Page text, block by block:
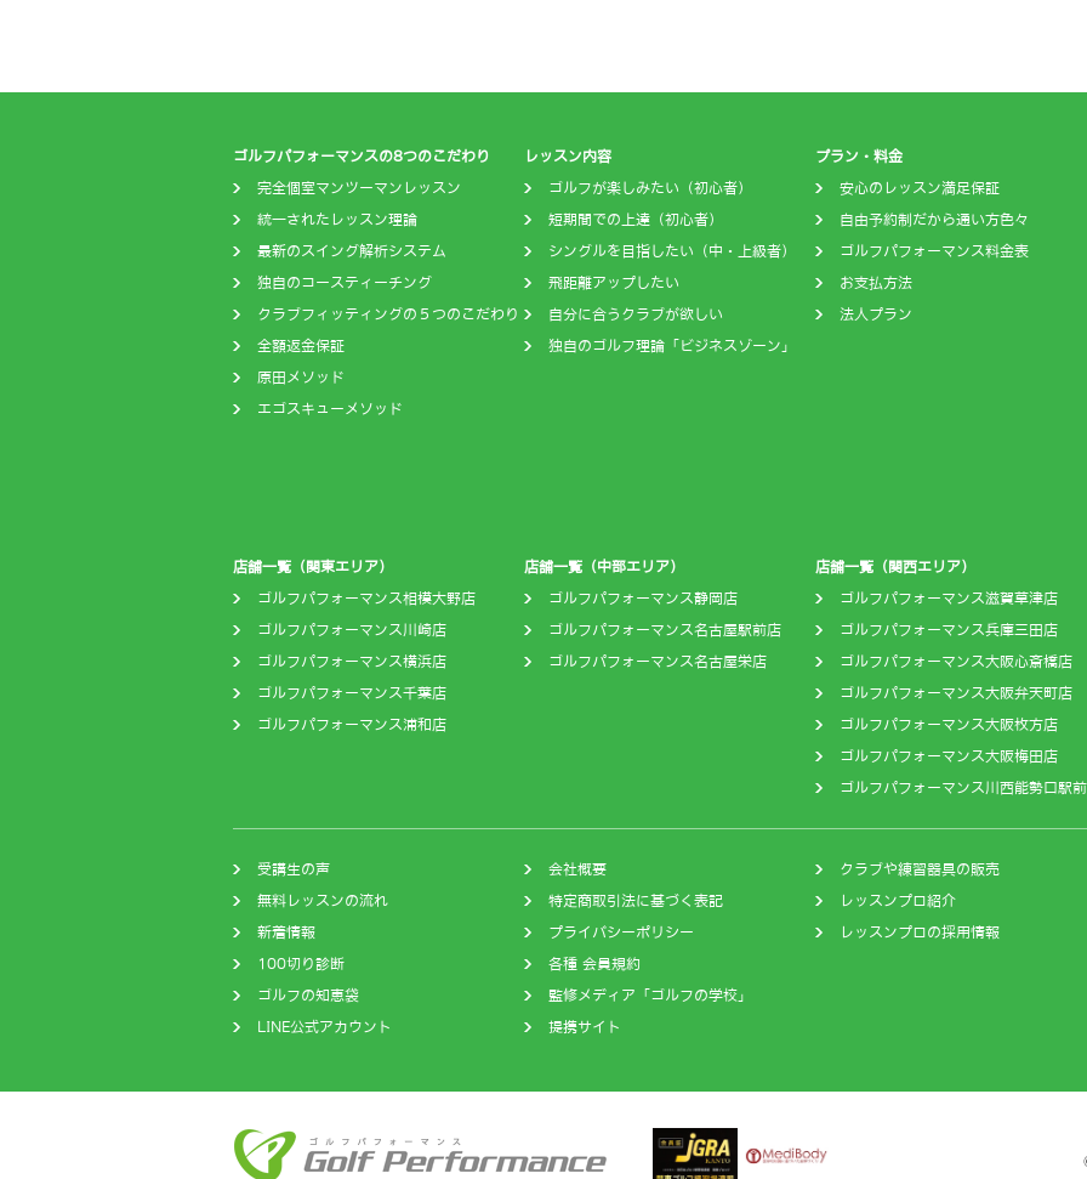
ゴルフパフォーマンスの8つのこだわり
完全個室マンツーマンレッスン
統一されたレッスン理論
最新のスイング解析システム
独自のコースティーチング
クラブフィッティングの５つのこだわり
全額返金保証
原田メソッド
エゴスキューメソッド
レッスン内容
ゴルフが楽しみたい（初心者）
短期間での上達（初心者）
シングルを目指したい（中・上級者）
飛距離アップしたい
自分に合うクラブが欲しい
独自のゴルフ理論「ビジネスゾーン」
プラン・料金
安心のレッスン満足保証
自由予約制だから通い方色々
ゴルフパフォーマンス料金表
お支払方法
法人プラン
店舗一覧（関東エリア）
ゴルフパフォーマンス相模大野店
ゴルフパフォーマンス川崎店
ゴルフパフォーマンス横浜店
ゴルフパフォーマンス千葉店
ゴルフパフォーマンス浦和店
店舗一覧（中部エリア）
ゴルフパフォーマンス静岡店
ゴルフパフォーマンス名古屋駅前店
ゴルフパフォーマンス名古屋栄店
店舗一覧（関西エリア）
ゴルフパフォーマンス滋賀草津店
ゴルフパフォーマンス兵庫三田店
ゴルフパフォーマンス大阪心斎橋店
ゴルフパフォーマンス大阪弁天町店
ゴルフパフォーマンス大阪枚方店
ゴルフパフォーマンス大阪梅田店
ゴルフパフォーマンス川西能勢口駅
受講生の声
無料レッスンの流れ
新着情報
100切り診断
ゴルフの知恵袋
LINE公式アカウント
会社概要
特定商取引法に基づく表記
プライバシーポリシー
各種 会員規約
監修メディア「ゴルフの学校」
提携サイト
クラブや練習器具の販売
レッスンプロ紹介
レッスンプロの採用情報